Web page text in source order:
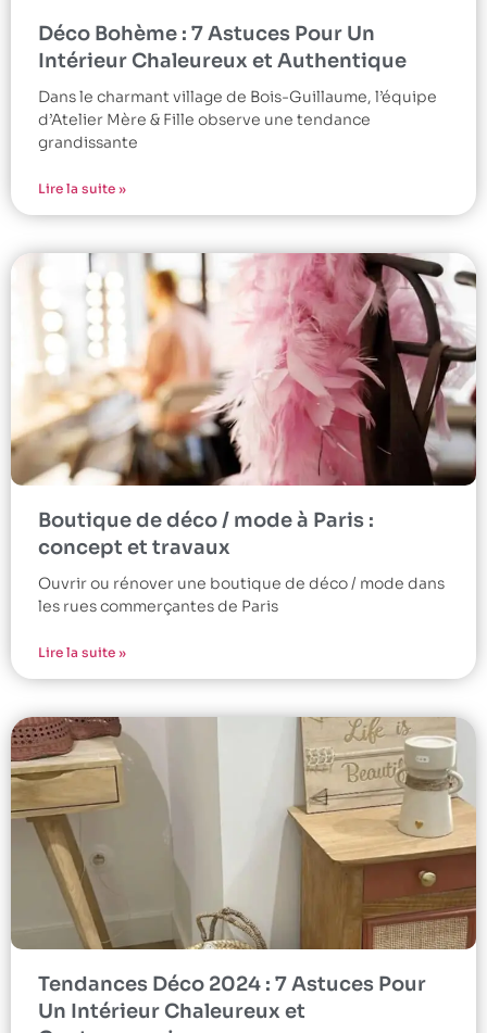
Déco Bohème : 7 Astuces Pour Un
Intérieur Chaleureux et Authentique
Dans le charmant village de Bois-Guillaume, l’équipe
d’Atelier Mère & Fille observe une tendance
grandissante
Lire la suite »
Boutique de déco / mode à Paris :
concept et travaux
Ouvrir ou rénover une boutique de déco / mode dans
les rues commerçantes de Paris
Lire la suite »
Tendances Déco 2024 : 7 Astuces Pour
Un Intérieur Chaleureux et